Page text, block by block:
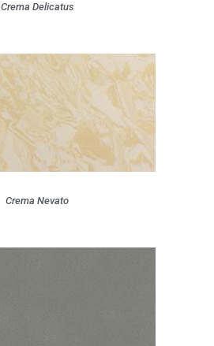
Crema Delicatus
Crema Nevato